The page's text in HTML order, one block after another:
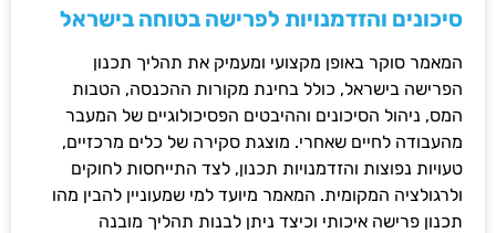
סיכונים והזדמנויות לפרישה בטוחה בישראל
המאמר סוקר באופן מקצועי ומעמיק את תהליך תכנון
הפרישה בישראל, כולל בחינת מקורות ההכנסה, הטבות
המס, ניהול הסיכונים וההיבטים הפסיכולוגיים של המעבר
מהעבודה לחיים שאחרי. מוצגת סקירה של כלים מרכזיים,
טעויות נפוצות והזדמנויות תכנון, לצד התייחסות לחוקים
ולרגולציה המקומית. המאמר מיועד למי שמעוניין להבין מהו
תכנון פרישה איכותי וכיצד ניתן לבנות תהליך מובנה